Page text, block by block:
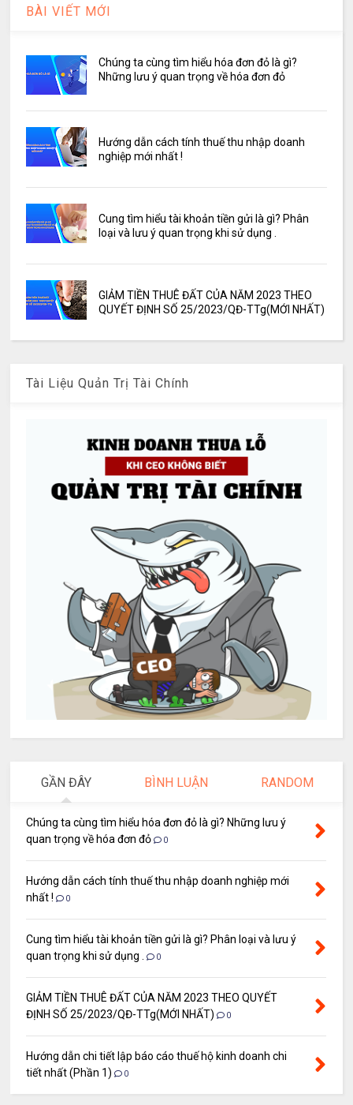
BÀI VIẾT MỚI
Chúng ta cùng tìm hiểu hóa đơn đỏ là gì?
Những lưu ý quan trọng về hóa đơn đỏ
Hướng dẫn cách tính thuế thu nhập doanh
nghiệp mới nhất !
Cung tìm hiểu tài khoản tiền gửi là gì? Phân
loại và lưu ý quan trọng khi sử dụng .
GIẢM TIỀN THUÊ ĐẤT CỦA NĂM 2023 THEO
QUYẾT ĐỊNH SỐ 25/2023/QĐ-TTg(MỚI NHẤT)
Tài Liệu Quản Trị Tài Chính
GẦN ĐÂY BÌNH LUẬN RANDOM
Chúng ta cùng tìm hiểu hóa đơn đỏ là gì? Những lưu ý
quan trọng về hóa đơn đỏ
0
Hướng dẫn cách tính thuế thu nhập doanh nghiệp mới
nhất !
0
Cung tìm hiểu tài khoản tiền gửi là gì? Phân loại và lưu ý
quan trọng khi sử dụng .
0
GIẢM TIỀN THUÊ ĐẤT CỦA NĂM 2023 THEO QUYẾT
ĐỊNH SỐ 25/2023/QĐ-TTg(MỚI NHẤT)
0
Hướng dẫn chi tiết lập báo cáo thuế hộ kinh doanh chi
tiết nhất (Phần 1)
0